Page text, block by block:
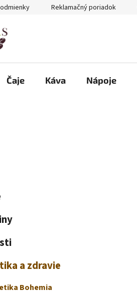
Reklamačný poriadok
Čaje Káva Nápoje
a zdravie
Bohemia